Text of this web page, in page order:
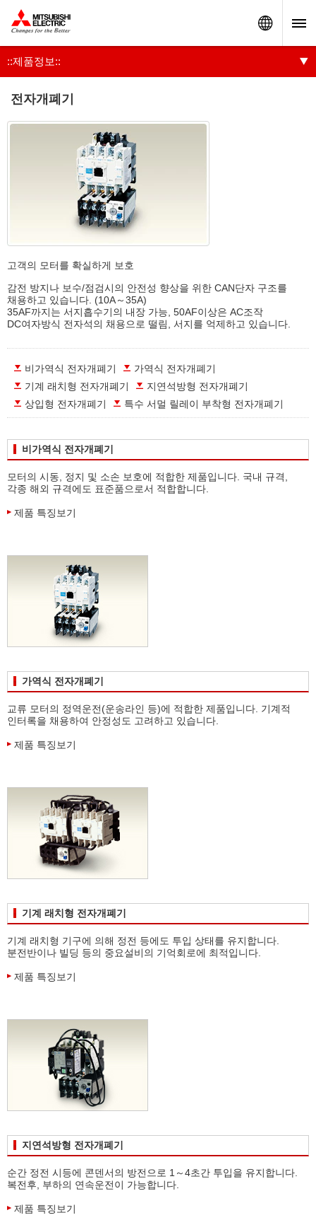
::제품정보::
전자개폐기
고객의 모터를 확실하게 보호
감전 방지나 보수/점검시의 안전성 향상을 위한 CAN단자 구조를
채용하고 있습니다. (10A～35A)
35AF까지는 서지흡수기의 내장 가능, 50AF이상은 AC조작
DC여자방식 전자석의 채용으로 떨림, 서지를 억제하고 있습니다.
비가역식 전자개폐기
가역식 전자개폐기
기계 래치형 전자개폐기
지연석방형 전자개폐기
상입형 전자개폐기
특수 서멀 릴레이 부착형 전자개폐기
비가역식 전자개폐기
모터의 시동, 정지 및 소손 보호에 적합한 제품입니다. 국내 규격,
각종 해외 규격에도 표준품으로서 적합합니다.
제품 특징보기
가역식 전자개폐기
교류 모터의 정역운전(운송라인 등)에 적합한 제품입니다. 기계적
인터록을 채용하여 안정성도 고려하고 있습니다.
제품 특징보기
기계 래치형 전자개폐기
기계 래치형 기구에 의해 정전 등에도 투입 상태를 유지합니다.
분전반이나 빌딩 등의 중요설비의 기억회로에 최적입니다.
제품 특징보기
지연석방형 전자개폐기
순간 정전 시등에 콘덴서의 방전으로 1～4초간 투입을 유지합니다.
복전후, 부하의 연속운전이 가능합니다.
제품 특징보기